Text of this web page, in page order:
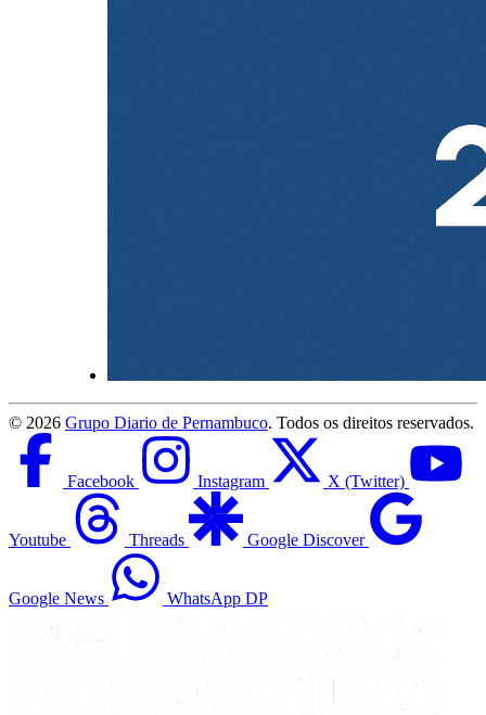
© 2026 Grupo Diario de Pernambuco. Todos os direitos reservados.
Facebook Instagram X (Twitter)
Youtube Threads Google Discover
Google News WhatsApp DP